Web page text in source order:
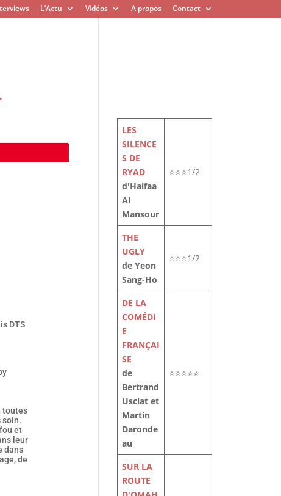
L’Actu Vidéos A propos Contact
DTS
toutes
soin.
et
leur
dans
de
LES
SILENCE
S DE
RYAD
d'Haifaa
Al
Mansour
⭐⭐⭐1/2
THE
UGLY
de Yeon
Sang-Ho
⭐⭐⭐1/2
DE LA
COMÉDI
E
FRANÇAI
SE
de
Bertrand
Usclat et
Martin
Daronde
au
⭐⭐⭐⭐⭐
SUR LA
ROUTE